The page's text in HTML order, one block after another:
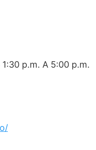
p.m. A 5:00 p.m.